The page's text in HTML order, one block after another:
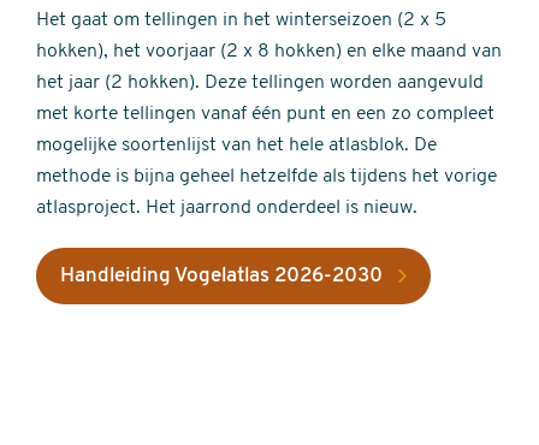
Het gaat om tellingen in het winterseizoen (2 x 5
hokken), het voorjaar (2 x 8 hokken) en elke maand van
het jaar (2 hokken). Deze tellingen worden aangevuld
met korte tellingen vanaf één punt en een zo compleet
mogelijke soortenlijst van het hele atlasblok. De
methode is bijna geheel hetzelfde als tijdens het vorige
atlasproject. Het jaarrond onderdeel is nieuw.
Handleiding Vogelatlas 2026-2030